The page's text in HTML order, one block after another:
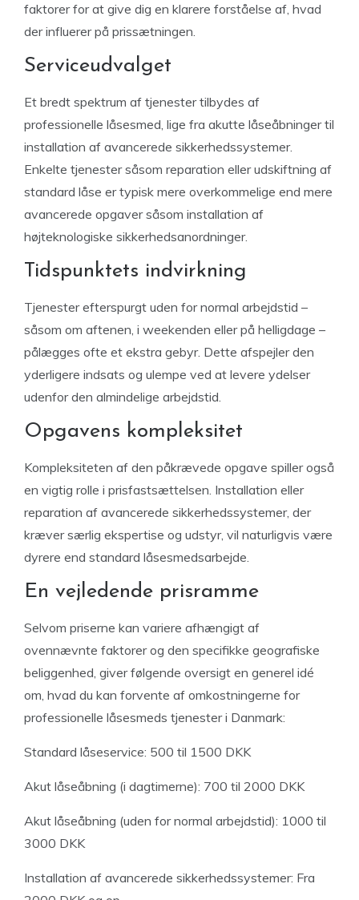
faktorer for at give dig en klarere forståelse af, hvad
der influerer på prissætningen.
Serviceudvalget
Et bredt spektrum af tjenester tilbydes af
professionelle låsesmed, lige fra akutte låseåbninger til
installation af avancerede sikkerhedssystemer.
Enkelte tjenester såsom reparation eller udskiftning af
standard låse er typisk mere overkommelige end mere
avancerede opgaver såsom installation af
højteknologiske sikkerhedsanordninger.
Tidspunktets indvirkning
Tjenester efterspurgt uden for normal arbejdstid –
såsom om aftenen, i weekenden eller på helligdage –
pålægges ofte et ekstra gebyr. Dette afspejler den
yderligere indsats og ulempe ved at levere ydelser
udenfor den almindelige arbejdstid.
Opgavens kompleksitet
Kompleksiteten af den påkrævede opgave spiller også
en vigtig rolle i prisfastsættelsen. Installation eller
reparation af avancerede sikkerhedssystemer, der
kræver særlig ekspertise og udstyr, vil naturligvis være
dyrere end standard låsesmedsarbejde.
En vejledende prisramme
Selvom priserne kan variere afhængigt af
ovennævnte faktorer og den specifikke geografiske
beliggenhed, giver følgende oversigt en generel idé
om, hvad du kan forvente af omkostningerne for
professionelle låsesmeds tjenester i Danmark:
Standard låseservice: 500 til 1500 DKK
Akut låseåbning (i dagtimerne): 700 til 2000 DKK
Akut låseåbning (uden for normal arbejdstid): 1000 til
3000 DKK
Installation af avancerede sikkerhedssystemer: Fra